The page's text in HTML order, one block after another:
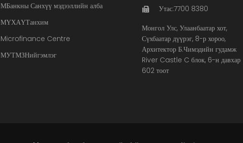
МБанкны Санхүү мэдээллийн алба
МҮХАҮТанхим
Microfinance Centre
МУТМЗНийгэмлэг
Утас:7700 8380
Монгол Улс, Улаанбаатар хот,
Сүхбаатар дүүрэг, 8-р хороо,
Архитектор Б.Чимэдийн гудамж
River Castle C блок, 6-н давхар
602 тоот